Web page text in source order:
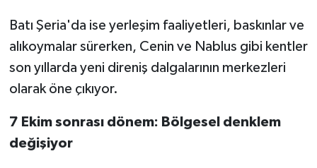
Batı Şeria'da ise yerleşim faaliyetleri, baskınlar ve
alıkoymalar sürerken, Cenin ve Nablus gibi kentler
son yıllarda yeni direniş dalgalarının merkezleri
olarak öne çıkıyor.
7 Ekim sonrası dönem: Bölgesel denklem
değişiyor